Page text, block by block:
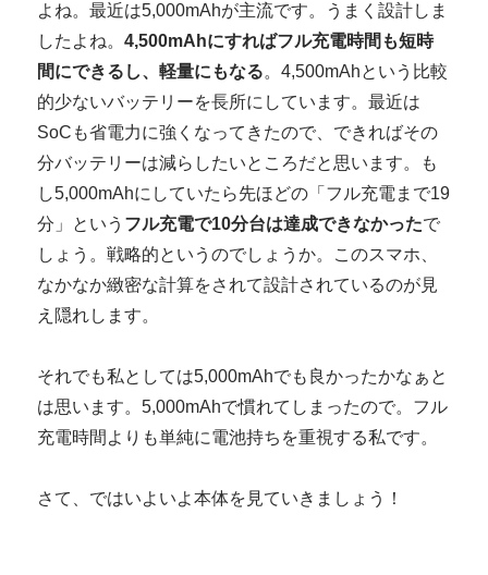
よね。最近は5,000mAhが主流です。うまく設計しま
したよね。4,500mAhにすればフル充電時間も短時
間にできるし、軽量にもなる。4,500mAhという比較
的少ないバッテリーを長所にしています。最近は
SoCも省電力に強くなってきたので、できればその
分バッテリーは減らしたいところだと思います。も
し5,000mAhにしていたら先ほどの「フル充電まで19
分」という フル充電で10分台は達成できなかったで
しょう。戦略的というのでしょうか。このスマホ、
なかなか緻密な計算をされて設計されているのが見
え隠れします。
それでも私としては5,000mAhでも良かったかなぁと
は思います。5,000mAhで慣れてしまったので。フル
充電時間よりも単純に電池持ちを重視する私です。
さて、ではいよいよ本体を見ていきましょう！